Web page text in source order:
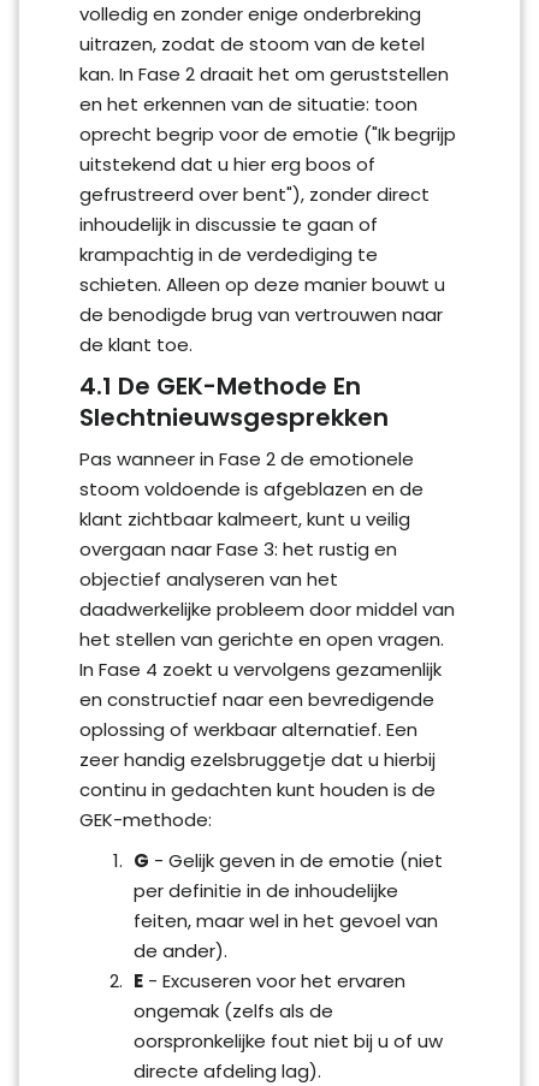
volledig en zonder enige onderbreking
uitrazen, zodat de stoom van de ketel
kan. In Fase 2 draait het om geruststellen
en het erkennen van de situatie: toon
oprecht begrip voor de emotie ("Ik begrijp
uitstekend dat u hier erg boos of
gefrustreerd over bent"), zonder direct
inhoudelijk in discussie te gaan of
krampachtig in de verdediging te
schieten. Alleen op deze manier bouwt u
de benodigde brug van vertrouwen naar
de klant toe.
4.1 De GEK-Methode En
Slechtnieuwsgesprekken
Pas wanneer in Fase 2 de emotionele
stoom voldoende is afgeblazen en de
klant zichtbaar kalmeert, kunt u veilig
overgaan naar Fase 3: het rustig en
objectief analyseren van het
daadwerkelijke probleem door middel van
het stellen van gerichte en open vragen.
In Fase 4 zoekt u vervolgens gezamenlijk
en constructief naar een bevredigende
oplossing of werkbaar alternatief. Een
zeer handig ezelsbruggetje dat u hierbij
continu in gedachten kunt houden is de
GEK-methode:
G - Gelijk geven in de emotie (niet
per definitie in de inhoudelijke
feiten, maar wel in het gevoel van
de ander).
E - Excuseren voor het ervaren
ongemak (zelfs als de
oorspronkelijke fout niet bij u of uw
directe afdeling lag).